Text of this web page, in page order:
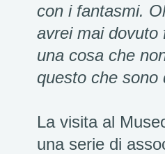
con i fantasmi.
avrei mai dovuto
una cosa che
questo che sono
La visita al
una serie di